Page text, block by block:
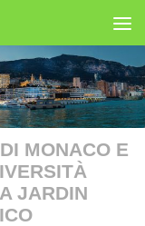
MONACO E
JARDIN